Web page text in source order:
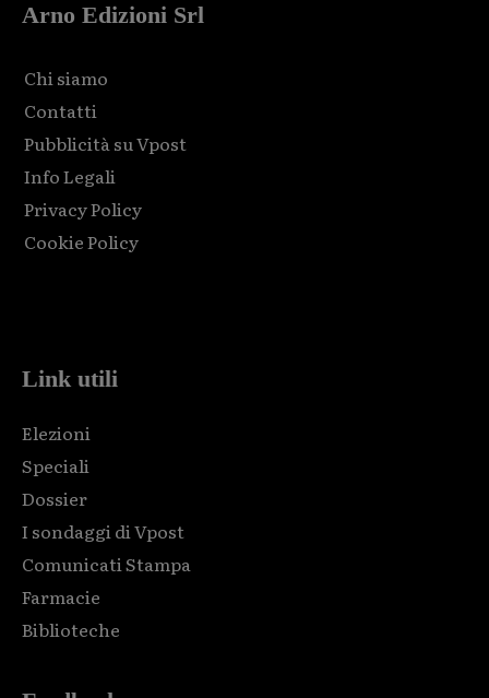
Arno Edizioni Srl
Chi siamo
Contatti
Pubblicità su Vpost
Info Legali
Privacy Policy
Cookie Policy
Link utili
Elezioni
Speciali
Dossier
I sondaggi di Vpost
Comunicati Stampa
Farmacie
Biblioteche